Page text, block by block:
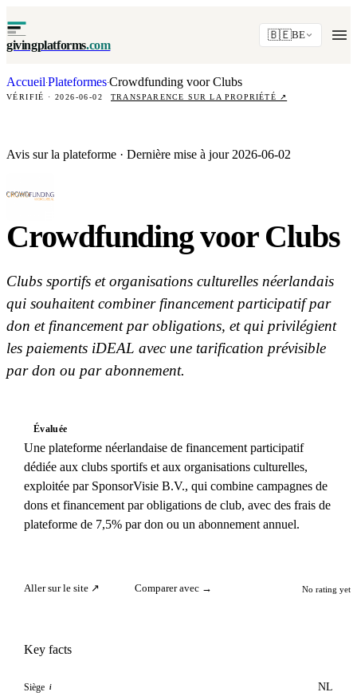
givingplatforms.com
🇧🇪BE
Accueil·Plateformes·Crowdfunding voor Clubs
VÉRIFIÉ · 2026-06-02 TRANSPARENCE SUR LA PROPRIÉTÉ ↗
Avis sur la plateforme · Dernière mise à jour 2026-06-02
Crowdfunding voor Clubs
Clubs sportifs et organisations culturelles néerlandais
qui souhaitent combiner financement participatif par
don et financement par obligations, et qui privilégient
les paiements iDEAL avec une tarification prévisible
par don ou par abonnement.
Évaluée
Une plateforme néerlandaise de financement participatif
dédiée aux clubs sportifs et aux organisations culturelles,
exploitée par SponsorVisie B.V., qui combine campagnes de
dons et financement par obligations de club, avec des frais de
plateforme de 7,5% par don ou un abonnement annuel.
Aller sur le site ↗ Comparer avec → No rating yet
Key facts
Siège i NL